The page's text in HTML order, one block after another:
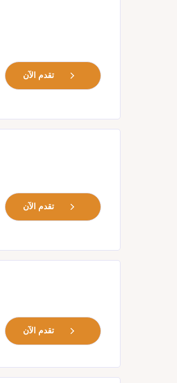
تقدم الآن
تقدم الآن
تقدم الآن